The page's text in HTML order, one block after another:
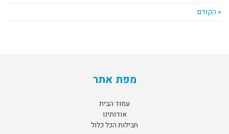
« הקודם
מפת אתר
עמוד הבית
אודותינו
חבילות הכל כלול